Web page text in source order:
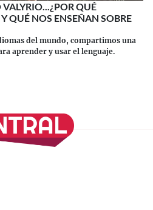
QUÉ
QUÉ NOS ENSEÑAN SOBRE
del mundo, compartimos una
aprender y usar el lenguaje.